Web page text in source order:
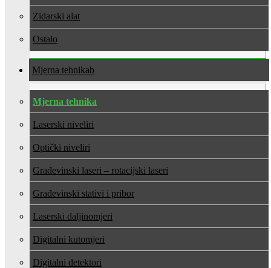
Zidarski alat
Ostalo
Mjerna tehnika
Mjerna tehnika
Laserski niveliri
Optički niveliri
Građevinski laseri – rotacijski laseri
Građevinski stativi i pribor
Laserski daljinomjeri
Digitalni kutomjeri
Digitalni detektori